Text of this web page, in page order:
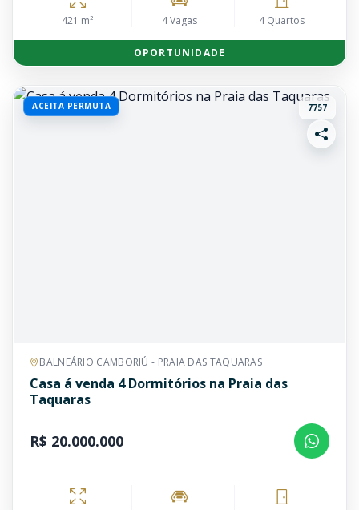
421 m² 4 Vagas 4 Quartos
OPORTUNIDADE
ACEITA PERMUTA 7757
BALNEÁRIO CAMBORIÚ - PRAIA DAS TAQUARAS
Casa á venda 4 Dormitórios na Praia das
Taquaras
R$ 20.000.000